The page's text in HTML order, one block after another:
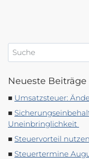
Suchen
Neueste Beiträge
Umsatzsteuer:
Uneinbringlichkeit
Steuervorteil
Steuertermine